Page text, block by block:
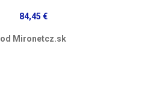
84,45 €
od Mironetcz.sk